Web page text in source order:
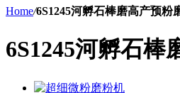
Home/6S1245河孵石棒磨高产预粉
6S1245河孵石棒